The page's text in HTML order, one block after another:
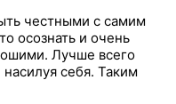
честными с самим
осознать и очень
Лучше всего
себя. Таким